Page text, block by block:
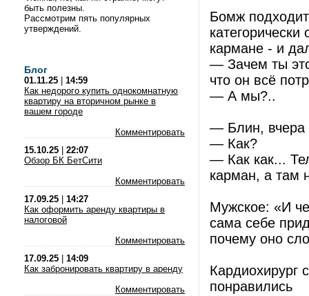
быть полезны.
Рассмотрим пять популярных
утверждений.
Блог
01.11.25
14:59
Как недорого купить однокомнатную
квартиру на вторичном рынке в
вашем городе
Комментировать
15.10.25
22:07
Обзор БК БетСити
Комментировать
17.09.25
14:27
Как оформить аренду квартиры в
налоговой
Комментировать
17.09.25
14:09
Как забронировать квартиру в аренду
Комментировать
Бомж
кармане - и
— Зачем ты
что он всё
— А мы?..
— Блин, вчера
— Как?
— Как как...
карман, а там
Мужское: «И
сама себе
почему оно
Кардиохирург
понравились